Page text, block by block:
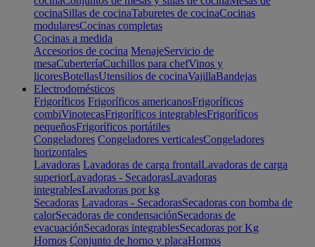
cocinaSillas de cocinaTaburetes de cocinaCocinas
modularesCocinas completas
Cocinas a medida
Accesorios de cocina MenajeServicio de
mesaCuberteríaCuchillos para chefVinos y
licoresBotellasUtensilios de cocinaVajillaBandejas
Electrodomésticos
Frigoríficos Frigoríficos americanosFrigoríficos
combiVinotecasFrigoríficos integrablesFrigoríficos
pequeñosFrigoríficos portátiles
Congeladores Congeladores verticalesCongeladores
horizontales
Lavadoras Lavadoras de carga frontalLavadoras de carga
superiorLavadoras - SecadorasLavadoras
integrablesLavadoras por kg
Secadoras Lavadoras - SecadorasSecadoras con bomba de
calorSecadoras de condensaciónSecadoras de
evacuaciónSecadoras integrablesSecadoras por Kg
Hornos Conjunto de horno y placaHornos